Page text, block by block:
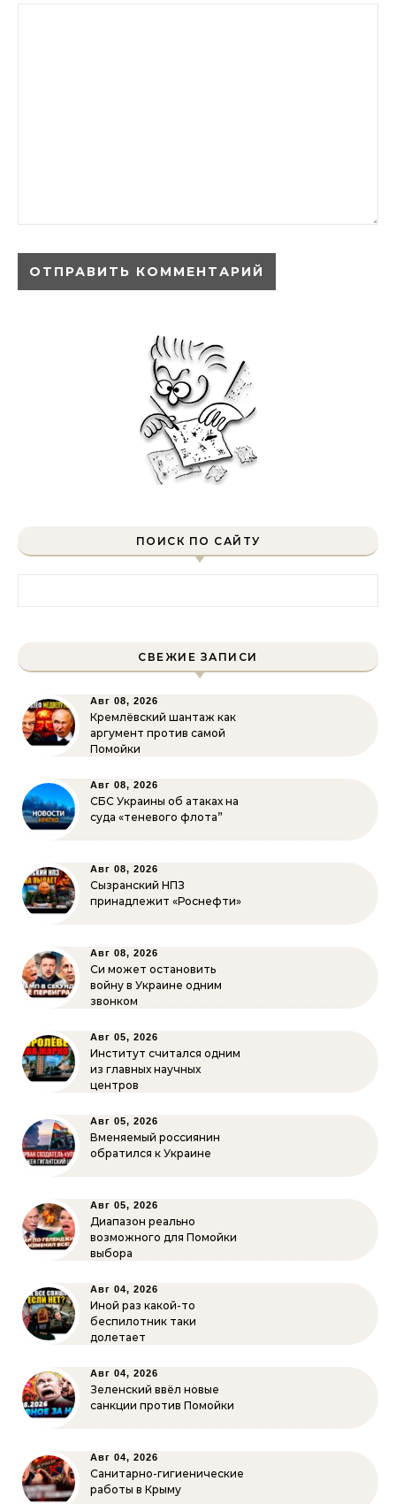
ПОИСК ПО САЙТУ
СВЕЖИЕ ЗАПИСИ
Авг 08, 2026
Кремлёвский шантаж как
аргумент против самой
Помойки
Авг 08, 2026
СБС Украины об атаках на
суда «теневого флота”
Авг 08, 2026
Сызранский НПЗ
принадлежит «Роснефти»
Авг 08, 2026
Си может остановить
войну в Украине одним
звонком
Авг 05, 2026
Институт считался одним
из главных научных
центров
Авг 05, 2026
Вменяемый россиянин
обратился к Украине
Авг 05, 2026
Диапазон реально
возможного для Помойки
выбора
Авг 04, 2026
Иной раз какой-то
беспилотник таки
долетает
Авг 04, 2026
Зеленский ввёл новые
санкции против Помойки
Авг 04, 2026
Санитарно-гигиенические
работы в Крыму